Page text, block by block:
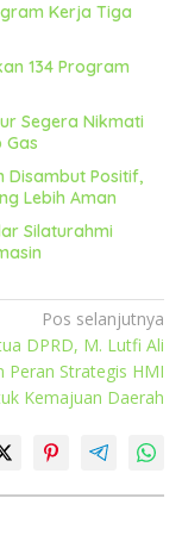
Kerja Tiga
134 Program
Segera Nikmati
Gas
Disambut Positif,
Lebih Aman
Silaturahmi
Pos selanjutnya
DPRD, M. Lutfi Ali
Peran Strategis HMI
Kemajuan Daerah